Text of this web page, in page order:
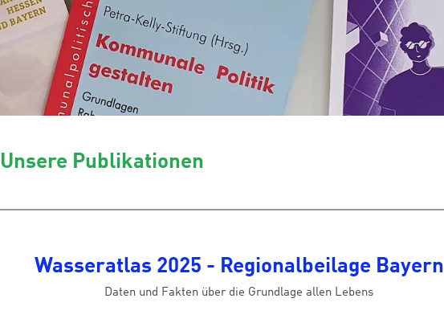
Unsere Publikationen
Wasseratlas 2025 - Regionalbeilage Bayern
Daten und Fakten über die Grundlage allen Lebens